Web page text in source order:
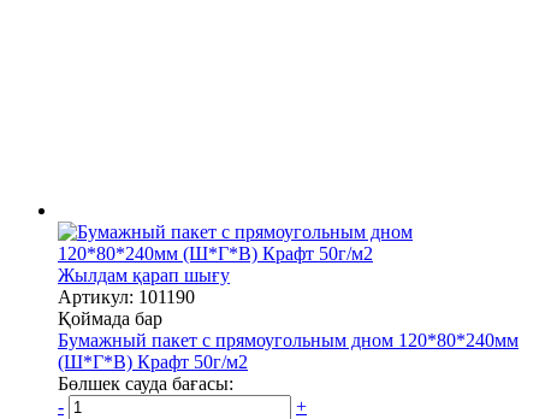
Жылдам қарап шығу
Артикул: 101190
Қоймада бар
Бумажный пакет с прямоугольным дном 120*80*240мм
(Ш*Г*В) Крафт 50г/м2
Бөлшек сауда бағасы:
-
+